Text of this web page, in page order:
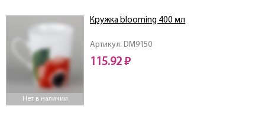
Нет в наличии
Артикул: DM9150
Кружка blooming 400 мл
115.92 ₽